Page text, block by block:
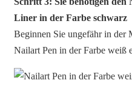
Liner in der Farbe schwarz
Beginnen Sie ungefähr in der
Nailart Pen in der Farbe weiß